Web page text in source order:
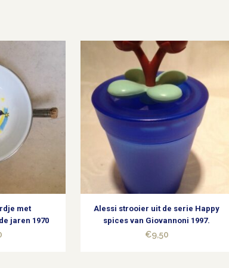
met
jaren 1970
Alessi strooier uit de serie Happy
spices van Giovannoni 1997.
€9,50